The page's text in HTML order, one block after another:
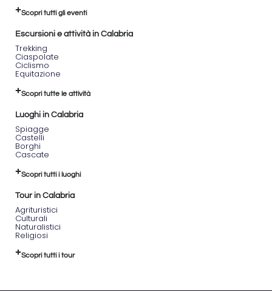
Scopri tutti gli eventi
Escursioni e attività in Calabria
Trekking
Ciaspolate
Ciclismo
Equitazione
Scopri tutte le attività
Luoghi in Calabria
Spiagge
Castelli
Borghi
Cascate
Scopri tutti i luoghi
Tour in Calabria
Agrituristici
Culturali
Naturalistici
Religiosi
Scopri tutti i tour